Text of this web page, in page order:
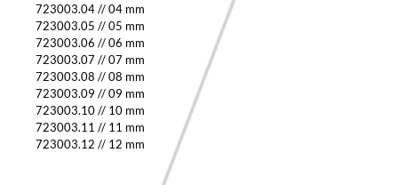
723003.04//04 mm
723003.05 //05 mm
723003.06 //06 mm
723003.07 //07 mm
723003.08 //08 mm
723003.09 //09 mm
723003.10// 10 mm
723003.11 // 11 mm
723003.12 // 12 mm